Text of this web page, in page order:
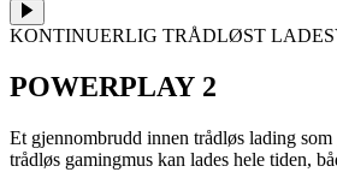
KONTINUERLIG TRÅDLØST
POWERPLAY 2
Et gjennombrudd innen trådløs lading
trådløs gamingmus kan lades hele tiden,